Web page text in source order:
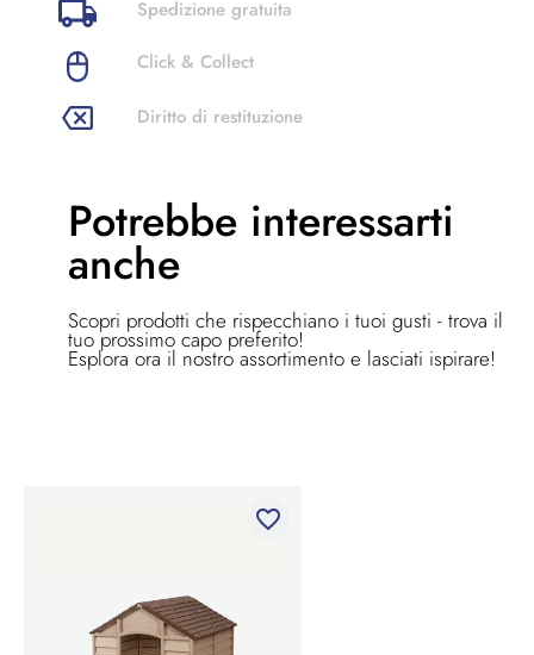
Spedizione gratuita
Click & Collect
Diritto di restituzione
Potrebbe interessarti
anche
Scopri prodotti che rispecchiano i tuoi gusti - trova il
tuo prossimo capo preferito!
Esplora ora il nostro assortimento e lasciati ispirare!
favorite_border